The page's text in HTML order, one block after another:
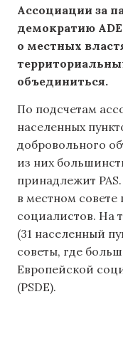
Ассоциации за
демократию
о местных
объединиться.
По подсчетам
населенных
добровольного
из них
принадлежит
в местном
социалистов. На
(31 населенный
советы, где
Европейской
(PSDE).